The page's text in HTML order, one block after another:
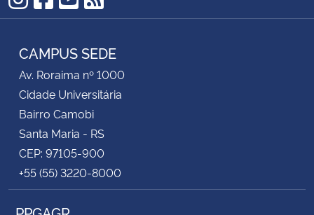
Instagram
Facebook
YouTube
RSS
CAMPUS SEDE
Av. Roraima nº 1000
Cidade Universitária
Bairro Camobi
Santa Maria - RS
CEP: 97105-900
+55 (55) 3220-8000